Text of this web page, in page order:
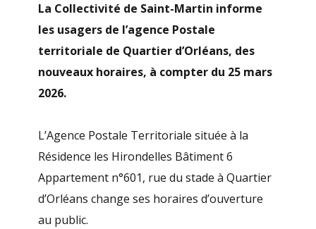
La Collectivité de Saint-Martin informe
les usagers de l’agence Postale
territoriale de Quartier d’Orléans, des
nouveaux horaires, à compter du 25 mars
2026.
L’Agence Postale Territoriale située à la
Résidence les Hirondelles Bâtiment 6
Appartement n°601, rue du stade à Quartier
d’Orléans change ses horaires d’ouverture
au public.